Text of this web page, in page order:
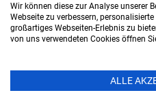
Wir können diese zur Analyse unserer
Webseite zu verbessern,
großartiges Webseiten-Erlebnis zu
von uns verwendeten Cookies öffnen
ALLE